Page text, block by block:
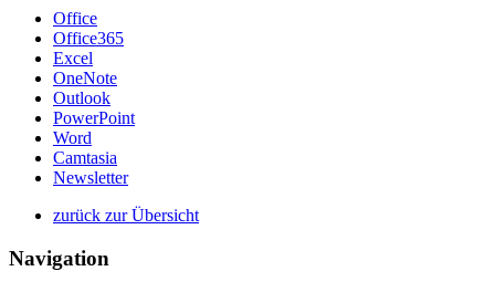
Office
Office365
Excel
OneNote
Outlook
PowerPoint
Word
Camtasia
Newsletter
zurück zur Übersicht
Navigation